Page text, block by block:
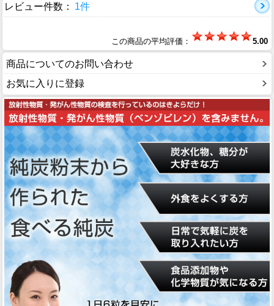
レビュー件数：
1件
この商品の平均評価： 5.00
商品についてのお問い合わせ
お気に入りに登録